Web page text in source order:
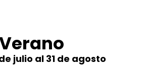
julio al 31 de agosto